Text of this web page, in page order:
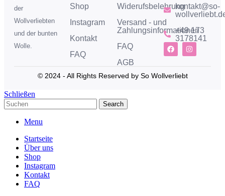
der
Wollverliebten
und der bunten
Wolle.
Shop
Instagram
Kontakt
FAQ
Widerufsbelehrung
Versand - und
Zahlungsinformationen
FAQ
AGB
kontakt@so-
+49 173
3178141
© 2024 - All Rights Reserved by So Wollverliebt
Schließen
Search
Menu
Startseite
Über uns
Shop
Instagram
Kontakt
FAQ